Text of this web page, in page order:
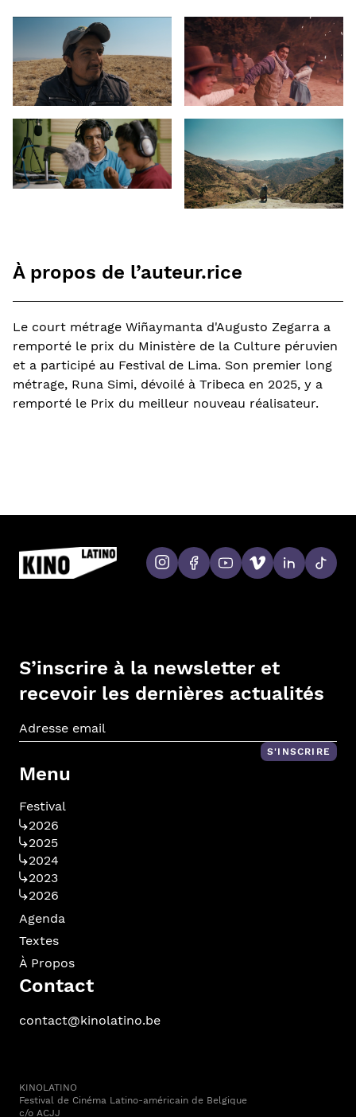
À propos de l’auteur.rice
Le court métrage Wiñaymanta d'Augusto Zegarra a
remporté le prix du Ministère de la Culture péruvien
et a participé au Festival de Lima. Son premier long
métrage, Runa Simi, dévoilé à Tribeca en 2025, y a
remporté le Prix du meilleur nouveau réalisateur.
S’inscrire à la newsletter et
recevoir les dernières actualités
S'INSCRIRE
Menu
Festival
2026
2025
2024
2023
2026
Agenda
Textes
À Propos
Contact
contact@kinolatino.be
KINOLATINO
Festival de Cinéma Latino-américain de Belgique
c/o ACJJ